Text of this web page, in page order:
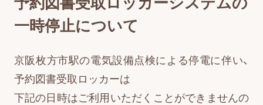
施設について
イベント・講座
一時停止について
京阪枚方市駅の電気設備点検による停電に伴い、
予約図書受取ロッカーは
下記の日時はご利用いただくことができませんの